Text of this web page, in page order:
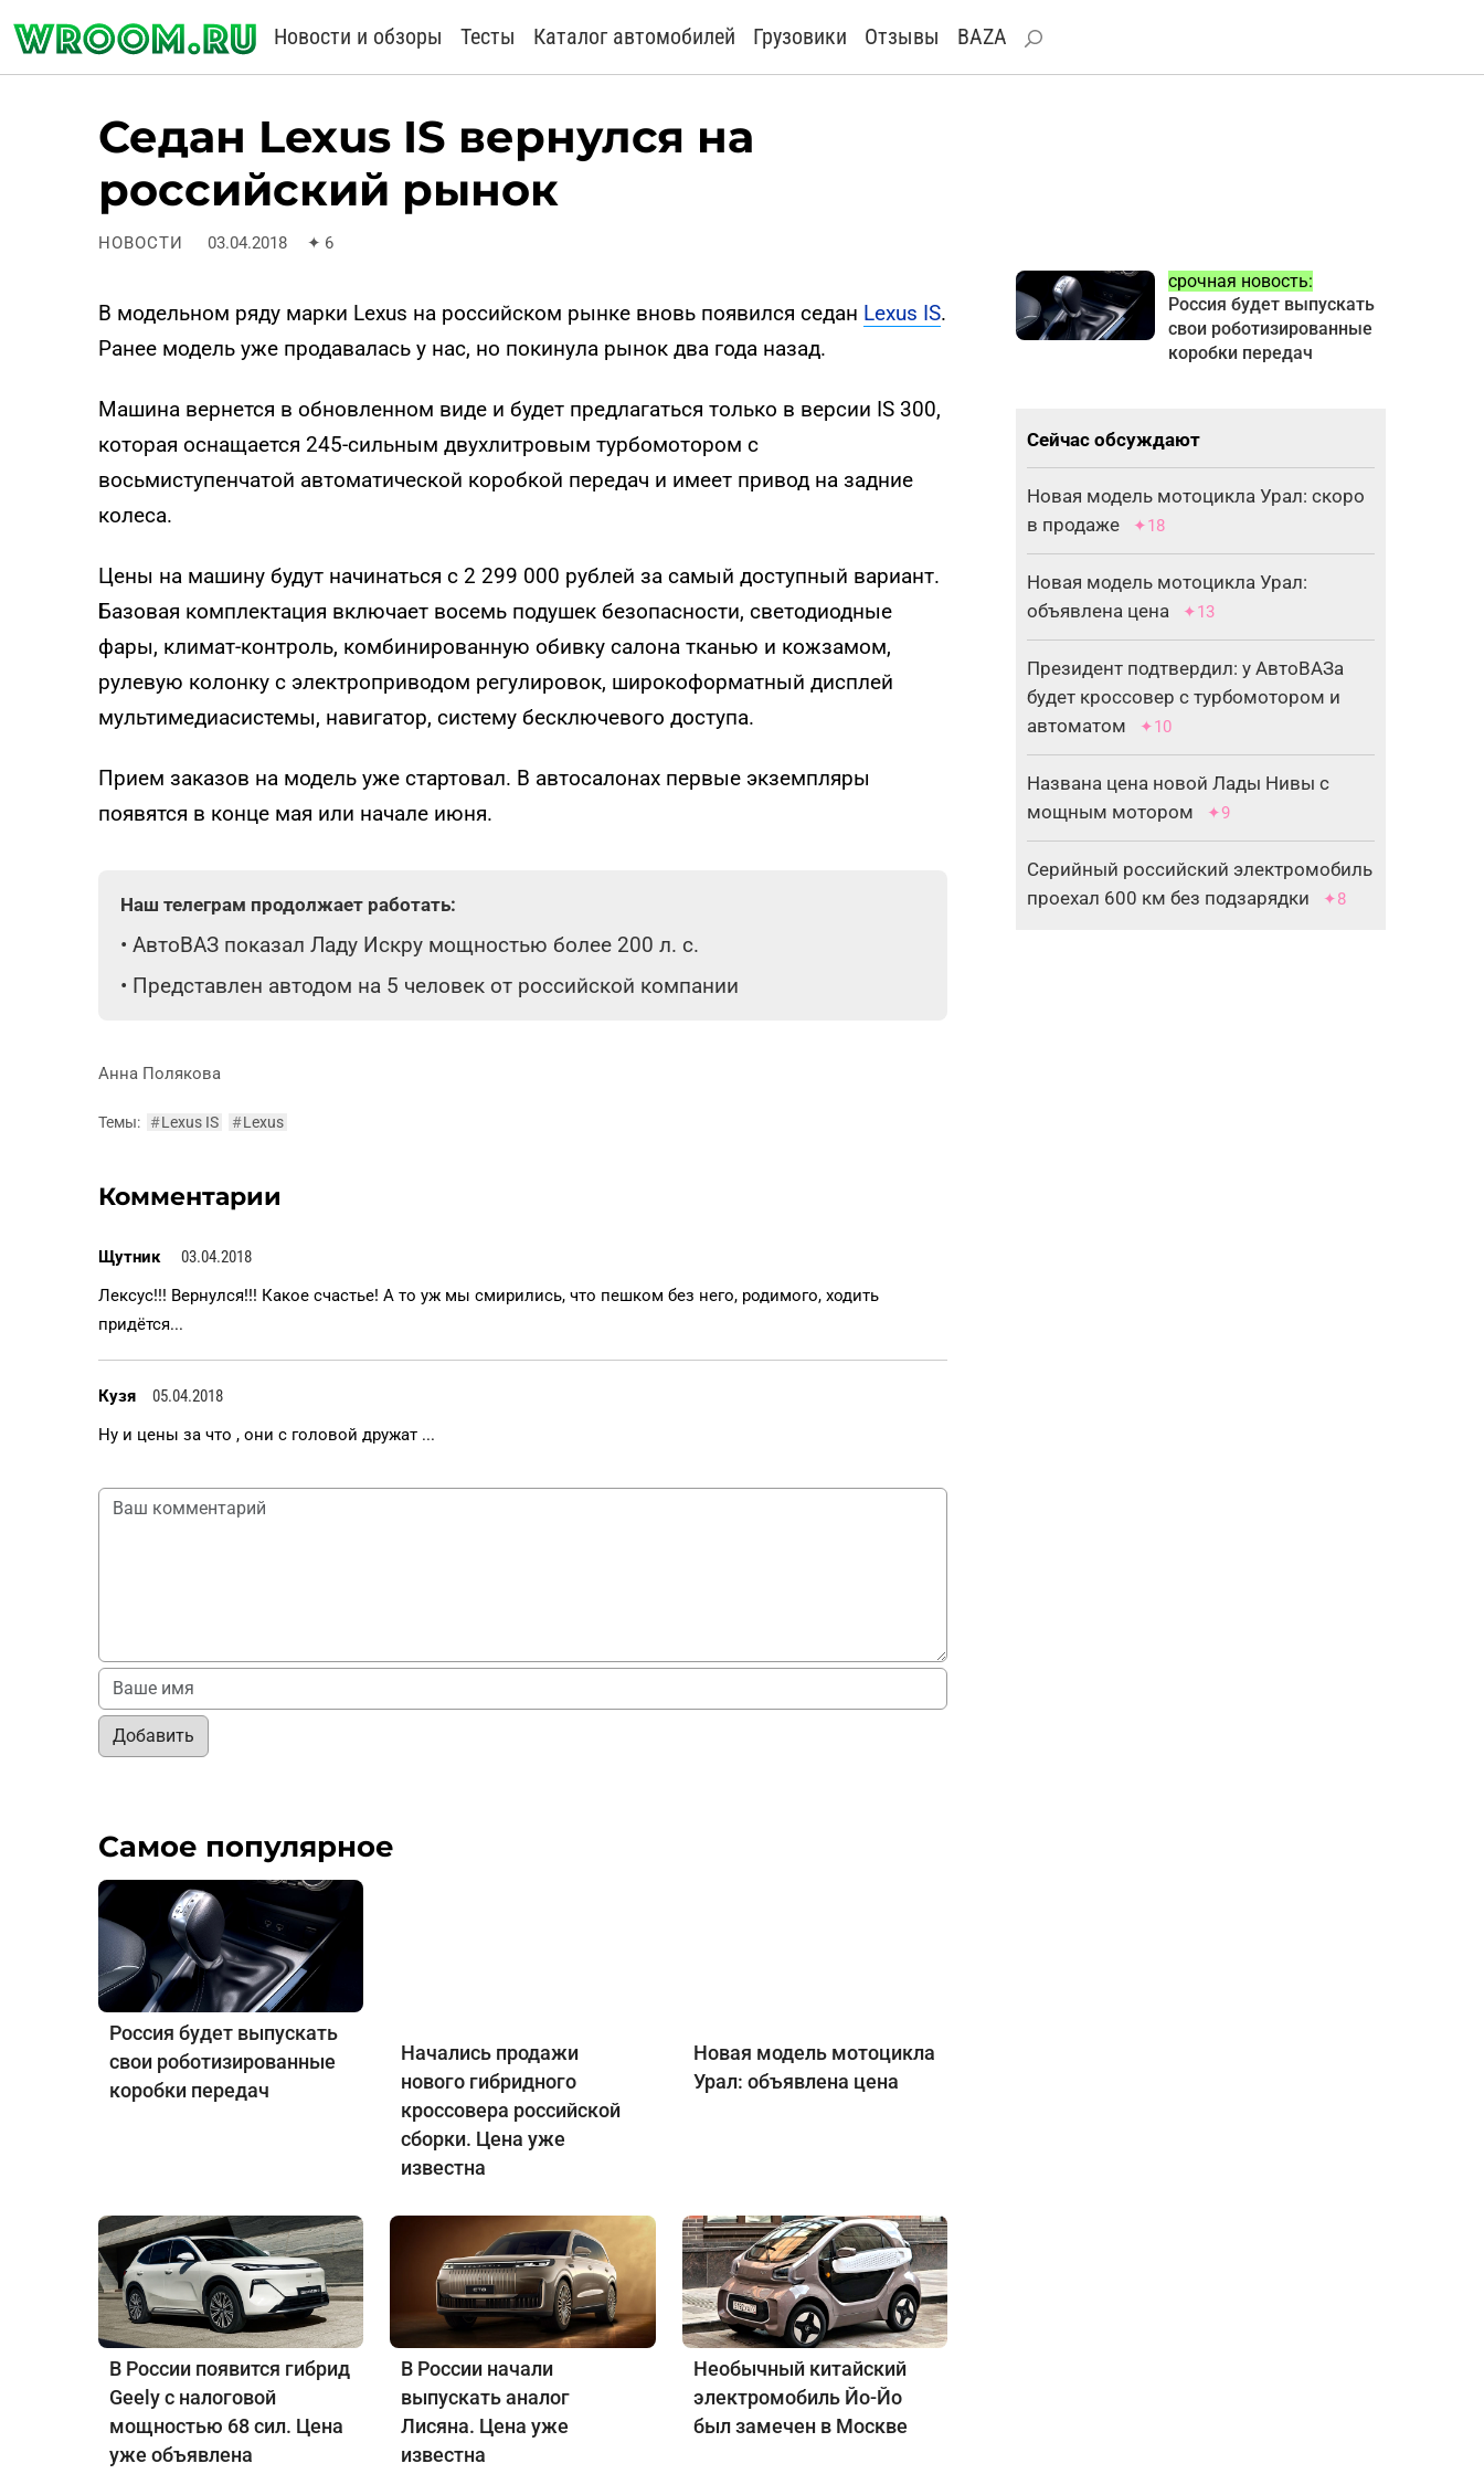
Новости и обзоры Тесты Каталог автомобилей Грузовики Отзывы BAZA
Седан Lexus IS вернулся на
российский рынок
НОВОСТИ 03.04.2018 ✦ 6
В модельном ряду марки Lexus на российском рынке вновь появился седан Lexus IS.
Ранее модель уже продавалась у нас, но покинула рынок два года назад.
Машина вернется в обновленном виде и будет предлагаться только в версии IS 300,
которая оснащается 245-сильным двухлитровым турбомотором с
восьмиступенчатой автоматической коробкой передач и имеет привод на задние
колеса.
Цены на машину будут начинаться с 2 299 000 рублей за самый доступный вариант.
Базовая комплектация включает восемь подушек безопасности, светодиодные
фары, климат-контроль, комбинированную обивку салона тканью и кожзамом,
рулевую колонку с электроприводом регулировок, широкоформатный дисплей
мультимедиасистемы, навигатор, систему бесключевого доступа.
Прием заказов на модель уже стартовал. В автосалонах первые экземпляры
появятся в конце мая или начале июня.
Наш телеграм продолжает работать:
• АвтоВАЗ показал Ладу Искру мощностью более 200 л. с.
• Представлен автодом на 5 человек от российской компании
Анна Полякова
Темы: #Lexus IS #Lexus
Комментарии
Щутник
03.04.2018
Лексус!!! Вернулся!!! Какое счастье! А то уж мы смирились, что пешком без него, родимого, ходить
придётся...
Кузя
05.04.2018
Ну и цены за что , они с головой дружат ...
Добавить
Самое популярное
Россия будет выпускать
свои роботизированные
коробки передач
Начались продажи
нового гибридного
кроссовера российской
сборки. Цена уже
известна
Новая модель мотоцикла
Урал: объявлена цена
В России появится гибрид
Geely с налоговой
мощностью 68 сил. Цена
уже объявлена
В России начали
выпускать аналог
Лисяна. Цена уже
известна
Необычный китайский
электромобиль Йо-Йо
был замечен в Москве
срочная новость:
Россия будет выпускать
свои роботизированные
коробки передач
Сейчас обсуждают
Новая модель мотоцикла Урал: скоро
в продаже
✦18
Новая модель мотоцикла Урал:
объявлена цена
✦13
Президент подтвердил: у АвтоВАЗа
будет кроссовер с турбомотором и
автоматом
✦10
Названа цена новой Лады Нивы с
мощным мотором
✦9
Серийный российский электромобиль
проехал 600 км без подзарядки
✦8